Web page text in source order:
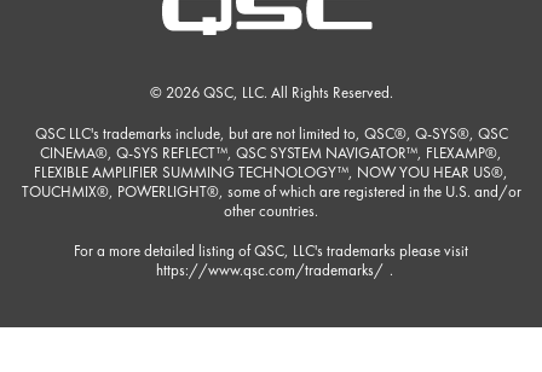
© 2026 QSC, LLC. All Rights Reserved.
QSC LLC's trademarks include, but are not limited to, QSC®, Q-SYS®, QSC
CINEMA®, Q-SYS REFLECT™, QSC SYSTEM NAVIGATOR™, FLEXAMP®,
FLEXIBLE AMPLIFIER SUMMING TECHNOLOGY™, NOW YOU HEAR US®,
TOUCHMIX®, POWERLIGHT®, some of which are registered in the U.S. and/or
other countries.
For a more detailed listing of QSC, LLC's trademarks please visit
https://www.qsc.com/trademarks/ .